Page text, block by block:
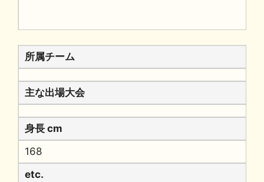
所属チーム
主な出場大会
身長 cm
168
etc.